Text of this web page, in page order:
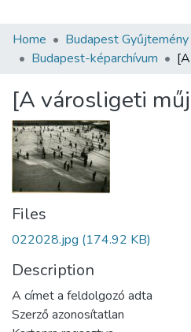
Communities & Collections
Statistics
About us
Home Budapest Gyűjtemény
Budapest-képarchívum
[A városligeti
Files
022028.jpg (174.92 KB)
Description
A címet a feldolgozó adta
Szerző azonosítatlan